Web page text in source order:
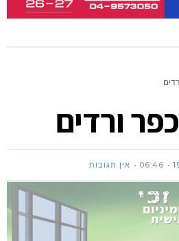
ורדים
06:46 אין תגובות